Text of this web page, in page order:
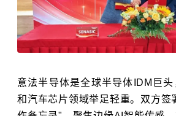
意法半导体是全球半导体IDM巨
和汽车芯片领域举足轻重。双方签